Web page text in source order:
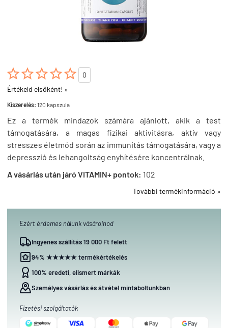

0
Értékeld elsőként! »
Kiszerelés: 120 kapszula
Ez a termék mindazok számára ajánlott, akik a test
támogatására, a magas fizikai aktivitásra, aktív vagy
stresszes életmód során az immunitás támogatására, vagy a
depresszió és lehangoltság enyhítésére koncentrálnak.
A vásárlás után járó VITAMIN+ pontok: 102
További termékinformáció »
Ezért érdemes nálunk vásárolnod
Ingyenes szállítás 19 000 Ft felett
94% ★★★★★ termékértékelés
100% eredeti, elismert márkák
Személyes vásárlás és átvétel mintaboltunkban
Fizetési szolgáltatók